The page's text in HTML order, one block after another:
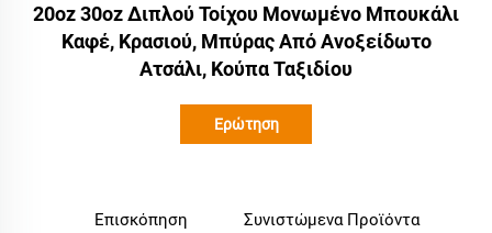
20oz 30oz Διπλού Τοίχου Μονωμένο Μπουκάλι
Καφέ, Κρασιού, Μπύρας Από Ανοξείδωτο
Ατσάλι, Κούπα Ταξιδίου
Ερώτηση
Επισκόπηση Συνιστώμενα Προϊόντα